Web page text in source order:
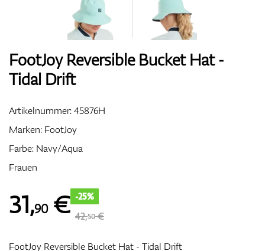
Entfernungsmesser & GPS
FootJoy Reversible Bucket Hat -
Tidal Drift
Artikelnummer:45876H
Marken: FootJoy
Farbe: Navy/Aqua
Frauen
31,90€ -25%
42,50€
FootJoy Reversible Bucket Hat - Tidal Drift